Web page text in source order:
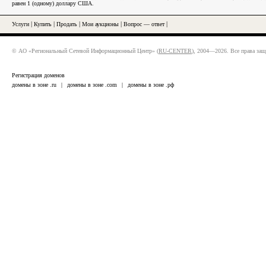
равен 1 (одному) доллару США.
Услуги Купить Продать Мои аукционы Вопрос — ответ|
© АО «Региональный Сетевой Информационный Центр» (RU-CENTER), 2004—2026. Все права
Регистрация доменов
домены в зоне .ru
| домены в зоне .com | домены в зоне .рф